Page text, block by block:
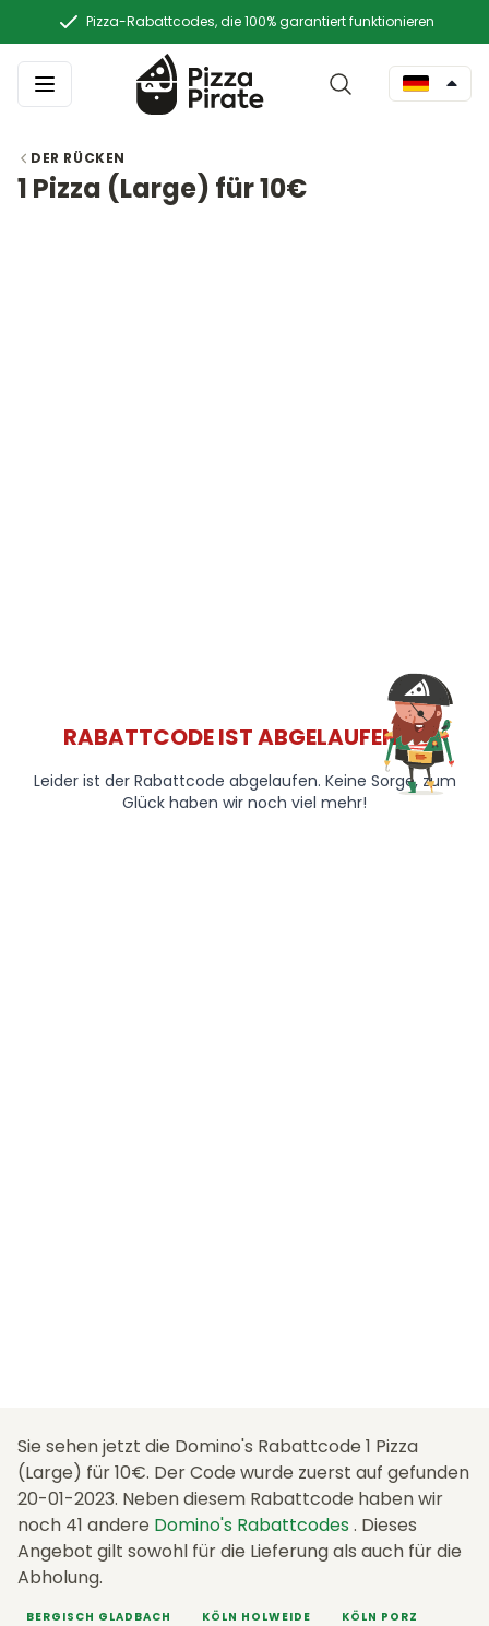
Pizza-Rabattcodes, die 100% garantiert funktionieren
DER RÜCKEN
1 Pizza (Large) für 10€
RABATTCODE IST ABGELAUFEN 😞
Leider ist der Rabattcode abgelaufen. Keine Sorge, zum
Glück haben wir noch viel mehr!
Sie sehen jetzt die Domino's Rabattcode 1 Pizza
(Large) für 10€. Der Code wurde zuerst auf gefunden
20-01-2023. Neben diesem Rabattcode haben wir
noch 41 andere Domino's Rabattcodes . Dieses
Angebot gilt sowohl für die Lieferung als auch für die
Abholung.
BERGISCH GLADBACH KÖLN HOLWEIDE KÖLN PORZ